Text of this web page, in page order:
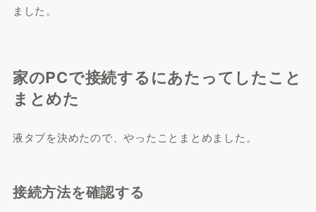
ました。
家のPCで接続するにあたってしたこと
まとめた
液タブを決めたので、やったことまとめました。
接続方法を確認する